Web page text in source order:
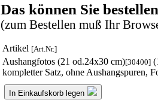
Das können Sie
(zum Bestellen muß Ihr
Artikel [Art.Nr.]
Aushangfotos (21 od.24x30 cm)[30400]
kompletter Satz, ohne Aushangspuren,
In Einkaufskorb legen